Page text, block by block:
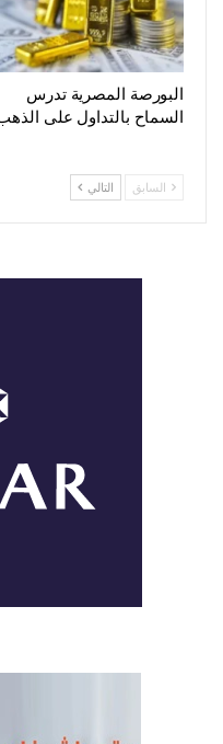
البورصة المصرية تدرس
السماح بالتداول على
السابق التالي